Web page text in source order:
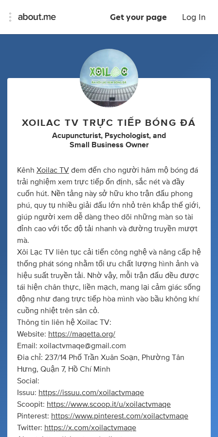
Get your page Log In
XOILAC TV TRỰC TIẾP BÓNG ĐÁ
Acupuncturist, Psychologist, and
Small Business Owner
Kênh Xoilac TV đem đến cho người hâm mộ bóng đá
trải nghiệm xem trực tiếp ổn định, sắc nét và đầy
cuốn hút. Nền tảng này sở hữu kho trận đấu phong
phú, quy tụ nhiều giải đấu lớn nhỏ trên khắp thế giới,
giúp người xem dễ dàng theo dõi những màn so tài
đỉnh cao với tốc độ tải nhanh và đường truyền mượt
mà.
Xôi Lạc TV liên tục cải tiến công nghệ và nâng cấp hệ
thống phát sóng nhằm tối ưu chất lượng hình ảnh và
hiệu suất truyền tải. Nhờ vậy, mỗi trận đấu đều được
tái hiện chân thực, liền mạch, mang lại cảm giác sống
động như đang trực tiếp hòa mình vào bầu không khí
cuồng nhiệt trên sân cỏ.
Thông tin liên hệ Xoilac TV:
Website: https://maqetta.org/
Email: xoilactvmaqe@gmail.com
Đia chỉ: 237/14 Phố Trần Xuân Soạn, Phường Tân
Hưng, Quận 7, Hồ Chí Minh
Social:
Issuu: https://issuu.com/xoilactvmaqe
Scoopit: https://www.scoop.it/u/xoilactvmaqe
Pinterest: https://www.pinterest.com/xoilactvmaqe
Twitter: https://x.com/xoilactvmaqe